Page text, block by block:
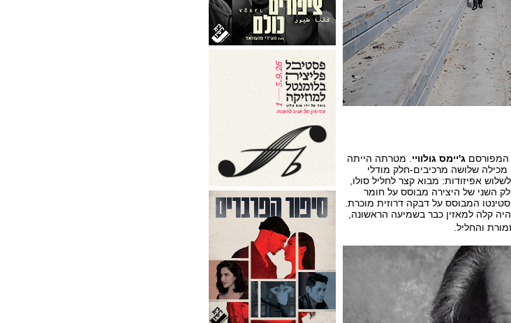
המפורסם ג'יימס גולוויי . מטרתה הייתה
שלושה מרכיבים-חלק מודלי
אפיזודות: מבוא קצר לחליל סולו,
השני של היצירה מבוסס על חומר
המבוסס על דבקה דרוזית מוכרת.
קלה למאזין כבר בשמיעה הראשונה,
והחליל.